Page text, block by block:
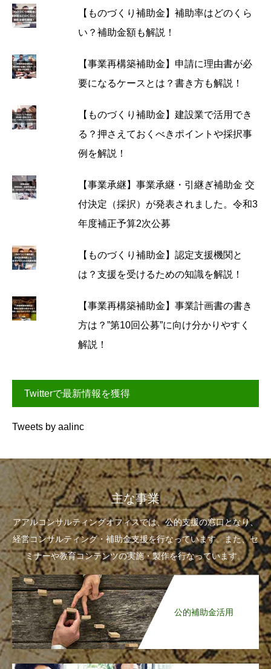
【ものづくり補助金】補助率はどのくら
い？補助金額も解説！
【事業再構築補助金】申請に理由書が必
要になるケースとは？書き方も解説！
【ものづくり補助金】建設業で活用でき
る？押さえておくべきポイントや採択事
例を解説！
【事業承継】事業承継・引継ぎ補助金 交
付決定（採択）が発表されました。令和3
年度補正予算2次公募
【ものづくり補助金】認定支援機関と
は？支援を受けるための知識を解説！
【事業再構築補助金】事業計画書の書き
方は？”第10回公募”に向け分かりやすく
解説！
Twitterで最新情報を獲得
Tweets by aalinc
主な事業
アアルコンサルティングオフィスでは、公的支援の窓口となり、
経営コンサルティング・補助金支援を行なっています。また、セ
ミナーや教育コンテンツの実施・製作を行なっています。
公的補助金活用